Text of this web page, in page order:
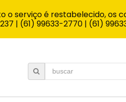
serviço é restabelecido, os
| (61) 99633-2770 | (61)